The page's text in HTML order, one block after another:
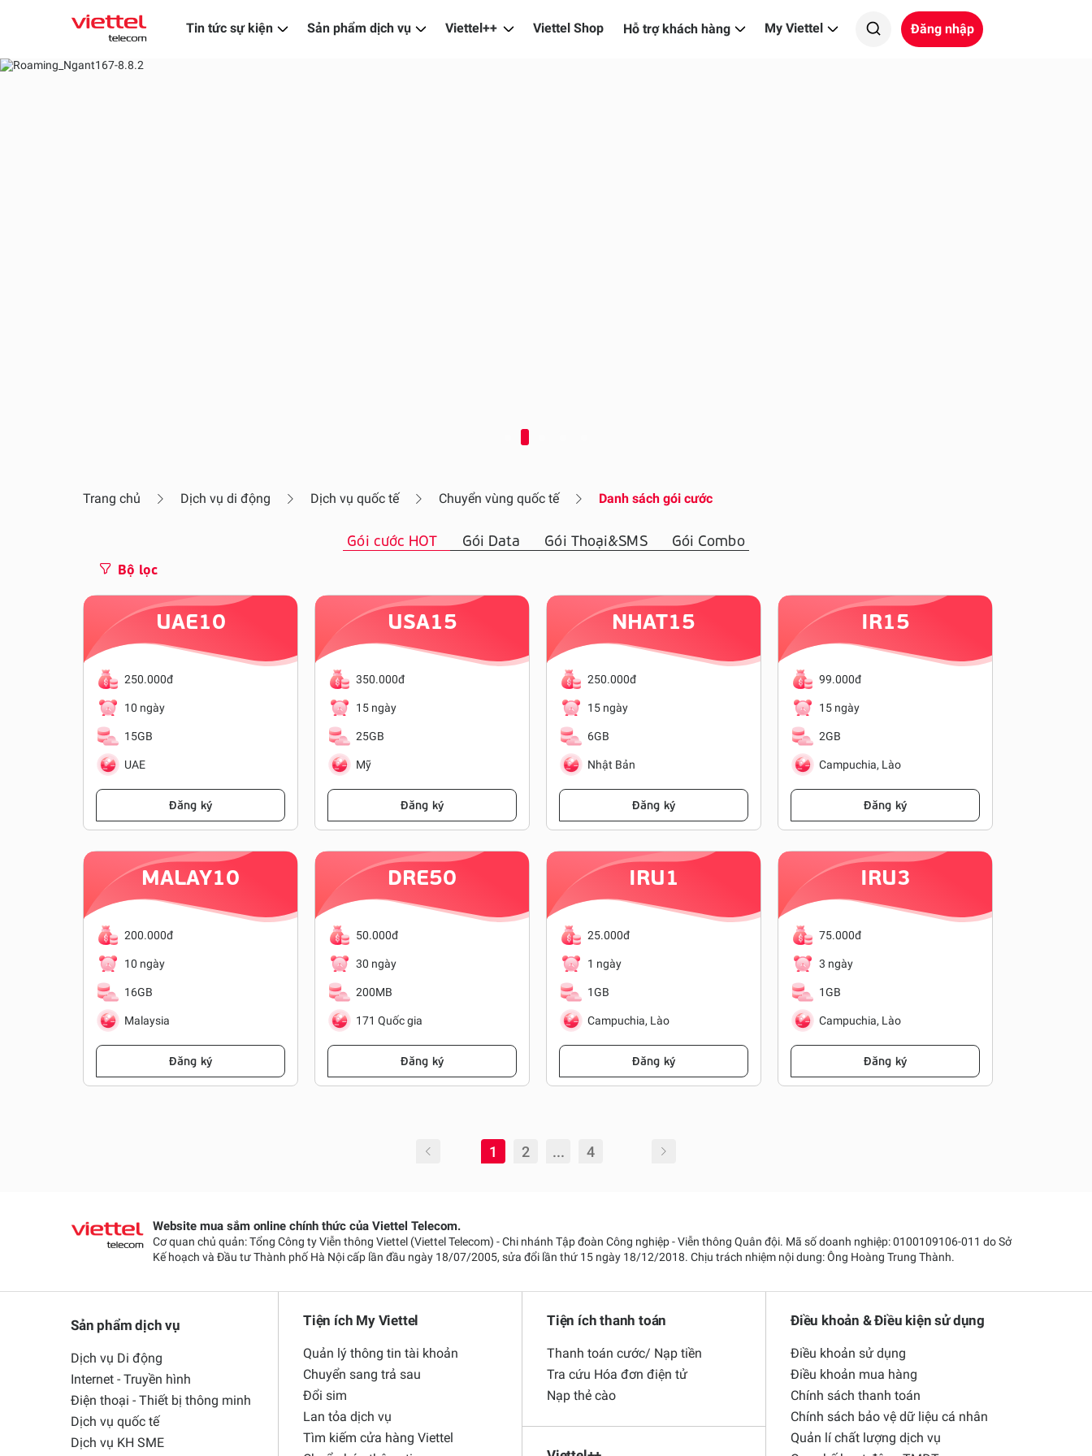
Tin tức sự kiện Sản phẩm dịch vụ Viettel++ Viettel Shop Hỗ trợ khách hàng My Viettel Đăng nhập
Trang chủ Dịch vụ di động Dịch vụ quốc tế Chuyển vùng quốc tế Danh sách gói cước
Gói cước HOT Gói Data Gói Thoại&SMS Gói Combo
Bộ lọc
UAE10
250.000đ
10 ngày
15GB
UAE
Đăng ký
USA15
350.000đ
15 ngày
25GB
Mỹ
Đăng ký
NHAT15
250.000đ
15 ngày
6GB
Nhật Bản
Đăng ký
IR15
99.000đ
15 ngày
2GB
Campuchia, Lào
Đăng ký
MALAY10
200.000đ
10 ngày
16GB
Malaysia
Đăng ký
DRE50
50.000đ
30 ngày
200MB
171 Quốc gia
Đăng ký
IRU1
25.000đ
1 ngày
1GB
Campuchia, Lào
Đăng ký
IRU3
75.000đ
3 ngày
1GB
Campuchia, Lào
Đăng ký
1 2 ... 4
Website mua sắm online chính thức của Viettel Telecom.
Cơ quan chủ quản: Tổng Công ty Viễn thông Viettel (Viettel Telecom) - Chi nhánh Tập đoàn Công nghiệp - Viễn thông Quân đội. Mã số doanh nghiệp: 0100109106-011 do Sở
Kế hoạch và Đầu tư Thành phố Hà Nội cấp lần đầu ngày 18/07/2005, sửa đổi lần thứ 15 ngày 18/12/2018. Chịu trách nhiệm nội dung: Ông Hoàng Trung Thành.
Sản phẩm dịch vụ
Dịch vụ Di động
Internet - Truyền hình
Điện thoại - Thiết bị thông minh
Dịch vụ quốc tế
Dịch vụ KH SME
Tiện ích My Viettel
Quản lý thông tin tài khoản
Chuyển sang trả sau
Đổi sim
Lan tỏa dịch vụ
Tìm kiếm cửa hàng Viettel
Tiện ích thanh toán
Thanh toán cước/ Nạp tiền
Tra cứu Hóa đơn điện tử
Nạp thẻ cào
Điều khoản & Điều kiện sử dụng
Điều khoản sử dụng
Điều khoản mua hàng
Chính sách thanh toán
Chính sách bảo vệ dữ liệu cá nhân
Quản lí chất lượng dịch vụ